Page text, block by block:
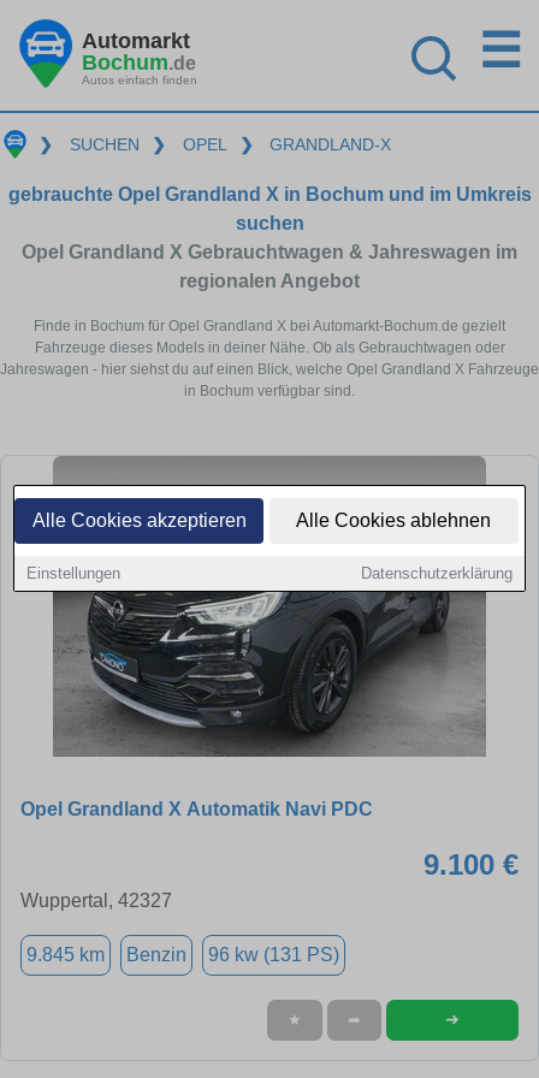
Alle Cookies akzeptieren Alle Cookies ablehnen
Einstellungen Datenschutzerklärung
Automarkt
Bochum.de
Autos einfach finden
☰
❯ SUCHEN ❯ OPEL ❯ GRANDLAND-X
gebrauchte Opel Grandland X in Bochum und im Umkreis
suchen
Opel Grandland X Gebrauchtwagen & Jahreswagen im
regionalen Angebot
Finde in Bochum für Opel Grandland X bei Automarkt-Bochum.de gezielt
Fahrzeuge dieses Models in deiner Nähe. Ob als Gebrauchtwagen oder
Jahreswagen - hier siehst du auf einen Blick, welche Opel Grandland X Fahrzeuge
in Bochum verfügbar sind.
Opel Grandland X Automatik Navi PDC
9.100 €
Wuppertal, 42327
9.845 km Benzin 96 kw (131 PS)
★ ➦ ➜